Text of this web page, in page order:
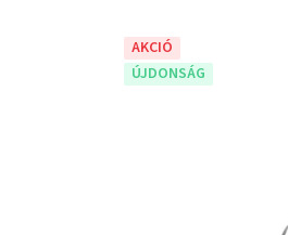
AKCIÓ
ÚJDONSÁG